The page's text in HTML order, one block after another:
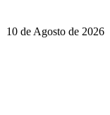
10 de Agosto de 2026